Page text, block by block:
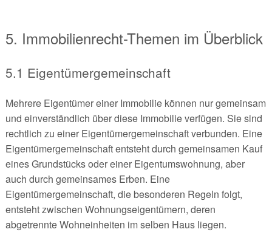
5. Immobilienrecht-Themen im Überblick
5.1 Eigentümergemeinschaft
Mehrere Eigentümer einer Immobilie können nur gemeinsam
und einverständlich über diese Immobilie verfügen. Sie sind
rechtlich zu einer Eigentümergemeinschaft verbunden. Eine
Eigentümergemeinschaft entsteht durch gemeinsamen Kauf
eines Grundstücks oder einer Eigentumswohnung, aber
auch durch gemeinsames Erben. Eine
Eigentümergemeinschaft, die besonderen Regeln folgt,
entsteht zwischen Wohnungseigentümern, deren
abgetrennte Wohneinheiten im selben Haus liegen.